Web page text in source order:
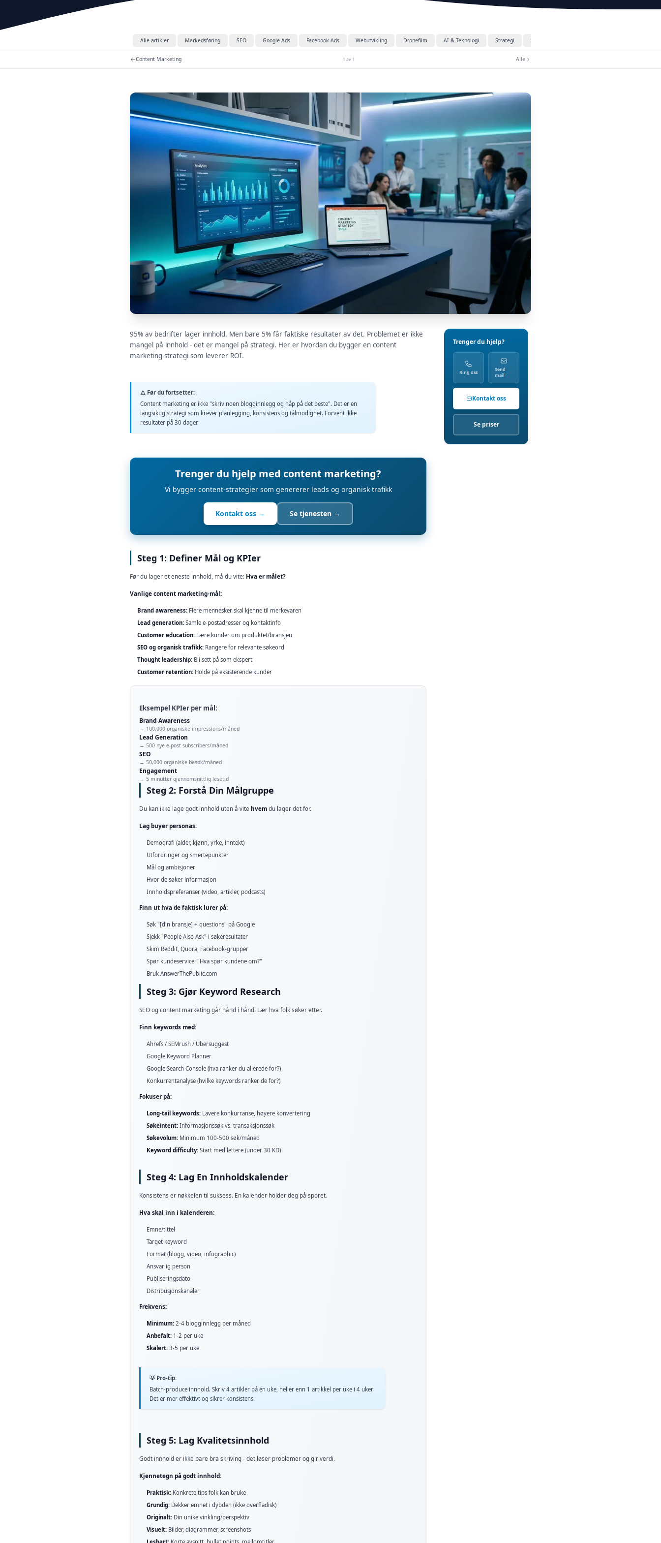
Alle artikler Markedsføring SEO Google Ads Facebook Ads Webutvikling Dronefilm AI & Teknologi Strategi Sosiale Medier
Content Marketing 1 av 1 Alle
95% av bedrifter lager innhold. Men bare 5% får faktiske resultater av det. Problemet er ikke
mangel på innhold - det er mangel på strategi. Her er hvordan du bygger en content
marketing-strategi som leverer ROI.
⚠️ Før du fortsetter:
Content marketing er ikke "skriv noen blogginnlegg og håp på det beste". Det er en
langsiktig strategi som krever planlegging, konsistens og tålmodighet. Forvent ikke
resultater på 30 dager.
Trenger du hjelp med content marketing?
Vi bygger content-strategier som genererer leads og organisk trafikk
Kontakt oss → Se tjenesten →
Steg 1: Definer Mål og KPIer
Før du lager et eneste innhold, må du vite: Hva er målet?
Vanlige content marketing-mål:
Brand awareness: Flere mennesker skal kjenne til merkevaren
Lead generation: Samle e-postadresser og kontaktinfo
Customer education: Lære kunder om produktet/bransjen
SEO og organisk trafikk: Rangere for relevante søkeord
Thought leadership: Bli sett på som ekspert
Customer retention: Holde på eksisterende kunder
Eksempel KPIer per mål:
Brand Awareness
→ 100,000 organiske impressions/måned
Lead Generation
→ 500 nye e-post subscribers/måned
SEO
→ 50,000 organiske besøk/måned
Engagement
→ 5 minutter gjennomsnittlig lesetid
Steg 2: Forstå Din Målgruppe
Du kan ikke lage godt innhold uten å vite hvemdu lager det for.
Lag buyer personas:
Demografi (alder, kjønn, yrke, inntekt)
Utfordringer og smertepunkter
Mål og ambisjoner
Hvor de søker informasjon
Innholdspreferanser (video, artikler, podcasts)
Finn ut hva de faktisk lurer på:
Søk "[din bransje] + questions" på Google
Sjekk "People Also Ask" i søkeresultater
Skim Reddit, Quora, Facebook-grupper
Spør kundeservice: "Hva spør kundene om?"
Bruk AnswerThePublic.com
Steg 3: Gjør Keyword Research
SEO og content marketing går hånd i hånd. Lær hva folk søker etter.
Finn keywords med:
Ahrefs / SEMrush / Ubersuggest
Google Keyword Planner
Google Search Console (hva ranker du allerede for?)
Konkurrentanalyse (hvilke keywords ranker de for?)
Fokuser på:
Long-tail keywords: Lavere konkurranse, høyere konvertering
Søkeintent: Informasjonssøk vs. transaksjonssøk
Søkevolum: Minimum 100-500 søk/måned
Keyword difficulty: Start med lettere (under 30 KD)
Steg 4: Lag En Innholdskalender
Konsistens er nøkkelen til suksess. En kalender holder deg på sporet.
Hva skal inn i kalenderen:
Emne/tittel
Target keyword
Format (blogg, video, infographic)
Ansvarlig person
Publiseringsdato
Distribusjonskanaler
Frekvens:
Minimum: 2-4 blogginnlegg per måned
Anbefalt: 1-2 per uke
Skalert: 3-5 per uke
💡 Pro-tip:
Batch-produce innhold. Skriv 4 artikler på én uke, heller enn 1 artikkel per uke i 4 uker.
Det er mer effektivt og sikrer konsistens.
Steg 5: Lag Kvalitetsinnhold
Godt innhold er ikke bare bra skriving - det løser problemer og gir verdi.
Kjennetegn på godt innhold:
Praktisk: Konkrete tips folk kan bruke
Grundig: Dekker emnet i dybden (ikke overfladisk)
Originalt: Din unike vinkling/perspektiv
Visuelt: Bilder, diagrammer, screenshots
Trenger du hjelp?
Ring oss
Send
mail
Kontakt oss
Se priser